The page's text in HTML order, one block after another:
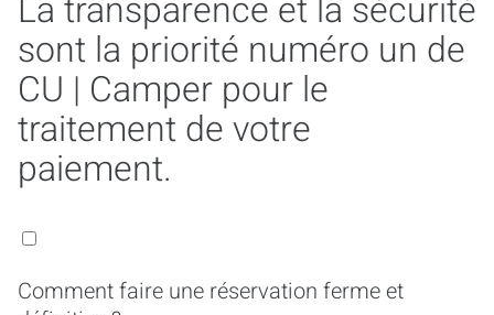
La transparence et la sécurité
sont la priorité numéro un de
CU | Camper pour le
traitement de votre
paiement.
Comment faire une réservation ferme et